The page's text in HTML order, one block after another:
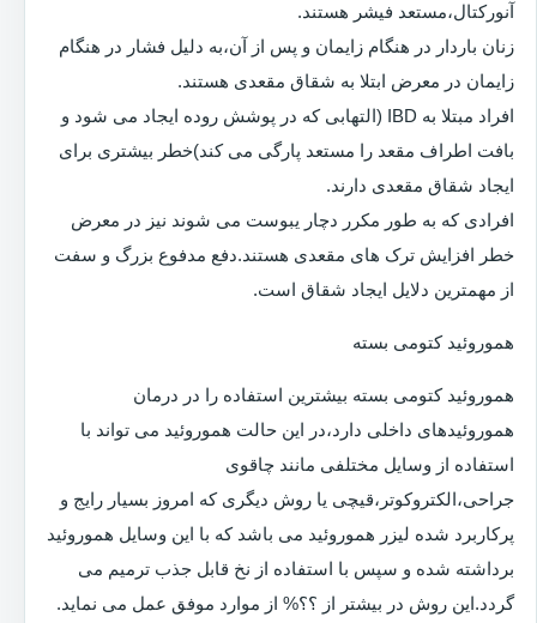
آنورکتال،مستعد فیشر هستند.
زنان باردار در هنگام زایمان و پس از آن،به دلیل فشار در هنگام
زایمان در معرض ابتلا به شقاق مقعدی هستند.
افراد مبتلا به IBD (التهابی که در پوشش روده ایجاد می شود و
بافت اطراف مقعد را مستعد پارگی می کند)خطر بیشتری برای
ایجاد شقاق مقعدی دارند.
افرادی که به طور مکرر دچار یبوست می شوند نیز در معرض
خطر افزایش ترک های مقعدی هستند.دفع مدفوع بزرگ و سفت
از مهمترین دلایل ایجاد شقاق است.
هموروئید کتومی بسته
هموروئید کتومی بسته بیشترین استفاده را در درمان
هموروئیدهای داخلی دارد،در این حالت هموروئید می تواند با
استفاده از وسایل مختلفی مانند چاقوی
جراحی،الکتروکوتر،قیچی یا روش دیگری که امروز بسیار رایج و
پرکاربرد شده لیزر هموروئید می باشد که با این وسایل هموروئید
برداشته شده و سپس با استفاده از نخ قابل جذب ترمیم می
گردد.این روش در بیشتر از ؟؟% از موارد موفق عمل می نماید.